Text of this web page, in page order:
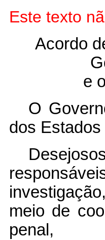
Este texto
Acordo
e
O
dos
meio de
penal,